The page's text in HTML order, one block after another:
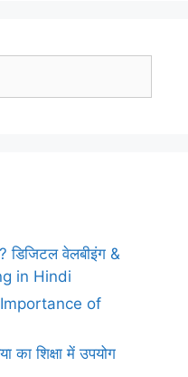
वेलबीइंग &
in Hindi
Importance of
का शिक्षा में उपयोग